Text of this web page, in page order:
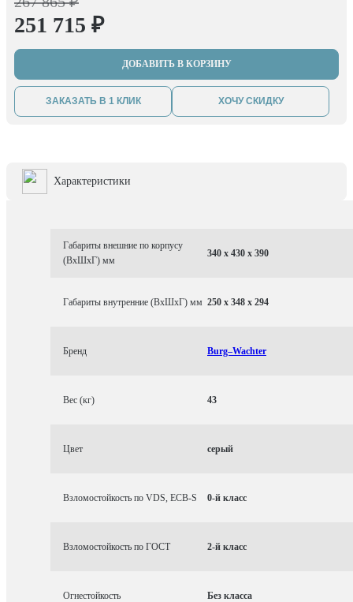
251 715 ₽
ДОБАВИТЬ В КОРЗИНУ
ЗАКАЗАТЬ В 1 КЛИК ХОЧУ СКИДКУ
Характеристики
Габариты внешние по корпусу
(ВхШхГ) мм
340 x 430 x 390
Габариты внутренние (ВхШхГ) мм 250 x 348 x 294
Бренд Burg–Wachter
Вес (кг) 43
Цвет серый
Взломостойкость по VDS, ECB-S 0-й класс
Взломостойкость по ГОСТ 2-й класс
Огнестойкость Без класса